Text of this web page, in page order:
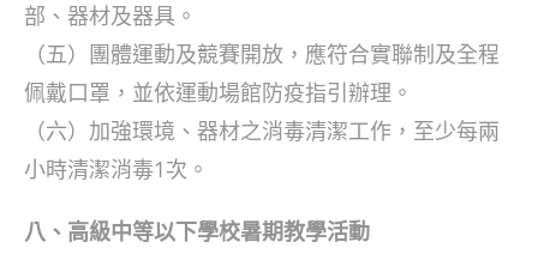
部、器材及器具。
（五）團體運動及競賽開放，應符合實聯制及全程
佩戴口罩，並依運動場館防疫指引辦理。
（六）加強環境、器材之消毒清潔工作，至少每兩
小時清潔消毒1次。
八、高級中等以下學校暑期教學活動